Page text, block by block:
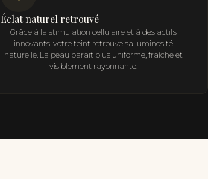
Éclat naturel retrouvé
Grâce à la stimulation cellulaire et à des actifs
innovants, votre teint retrouve sa luminosité
naturelle. La peau parait plus uniforme, fraîche et
visiblement rayonnante.